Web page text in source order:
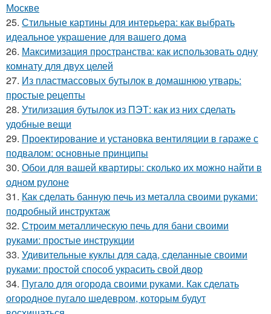
Москве
25. Стильные картины для интерьера: как выбрать
идеальное украшение для вашего дома
26. Максимизация пространства: как использовать одну
комнату для двух целей
27. Из пластмассовых бутылок в домашнюю утварь:
простые рецепты
28. Утилизация бутылок из ПЭТ: как из них сделать
удобные вещи
29. Проектирование и установка вентиляции в гараже с
подвалом: основные принципы
30. Обои для вашей квартиры: сколько их можно найти в
одном рулоне
31. Как сделать банную печь из металла своими руками:
подробный инструктаж
32. Строим металлическую печь для бани своими
руками: простые инструкции
33. Удивительные куклы для сада, сделанные своими
руками: простой способ украсить свой двор
34. Пугало для огорода своими руками. Как сделать
огородное пугало шедевром, которым будут